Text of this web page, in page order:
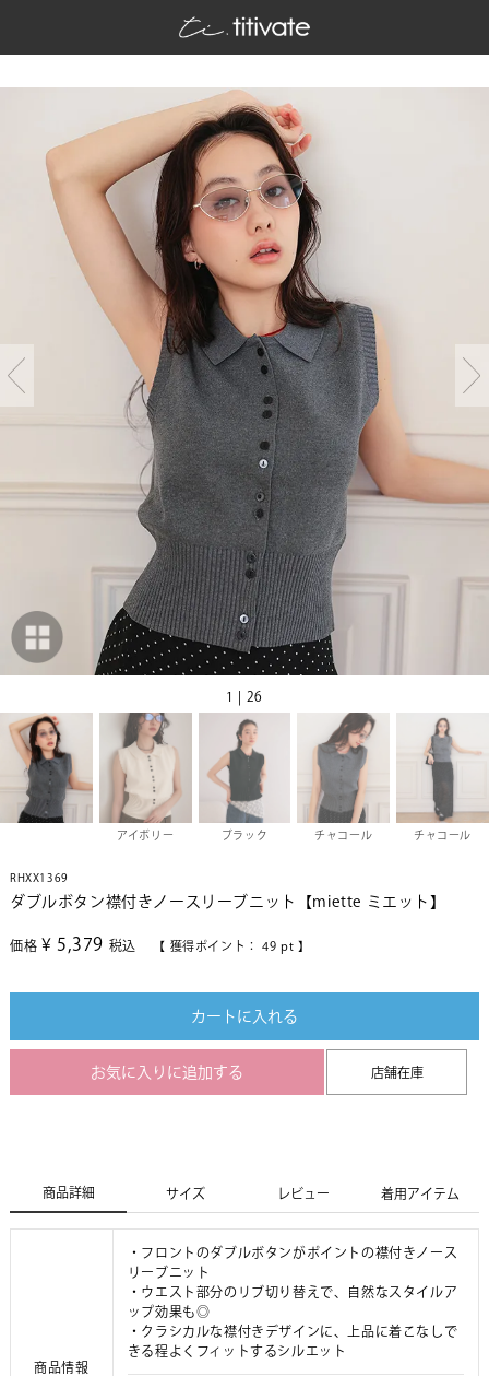
1 | 26
アイボリー ブラック チャコール チャコール
RHXX1369
ダブルボタン襟付きノースリーブニット【miette ミエット】
価格 ¥ 5,379 税込 【 獲得ポイント： 49 pt 】
カートに入れる
お気に入りに追加する 店舗在庫
商品詳細 サイズ レビュー 着用アイテム
商品情報
・フロントのダブルボタンがポイントの襟付きノース
リーブニット
・ウエスト部分のリブ切り替えで、自然なスタイルア
ップ効果も◎
・クラシカルな襟付きデザインに、上品に着こなしで
きる程よくフィットするシルエット